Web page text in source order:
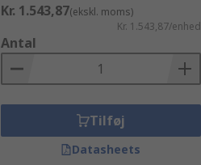
Kr. 1.543,87(ekskl. moms)
Kr. 1.543,87/enhed
Antal
Tilføj
Datasheets